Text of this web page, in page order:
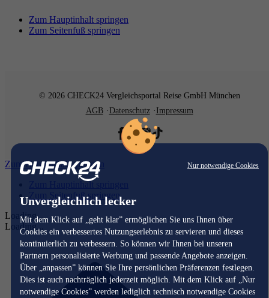
Nur notwendige Cookies
Unvergleichlich lecker
Mit dem Klick auf „geht klar” ermöglichen Sie uns Ihnen über
Cookies ein verbessertes Nutzungserlebnis zu servieren und dieses
kontinuierlich zu verbessern. So können wir Ihnen bei unseren
Partnern personalisierte Werbung und passende Angebote anzeigen.
Über „anpassen” können Sie Ihre persönlichen Präferenzen festlegen.
Dies ist auch nachträglich jederzeit möglich. Mit dem Klick auf „Nur
notwendige Cookies” werden lediglich technisch notwendige Cookies
Zum Hauptinhalt springen
Zum Seitenfuß springen
© 2026 CHECK24 Vergleichsportal Reise GmbH München
AGB
Datenschutz Impressum
Zum Hauptinhalt springen
Zum Hauptinhalt springen
Zum Seitenfuß springen
Loading...
Loading...